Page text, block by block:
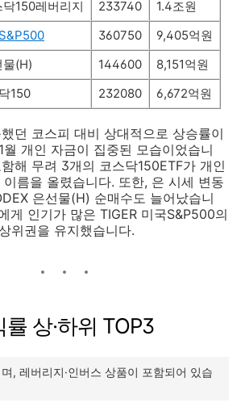
닥150레버리지 233740
1.4조원
360750
9,405억원
물(H) 144600
8,151억원
150 232080 6,672억원
던 코스피 대비 상대적으로 상승률이
월 개인 자금이 집중된 모습이었습니
해 무려 3개의 코스닥150ETF가 개인
름을 올렸습니다. 또한, 은 시세 변동
은선물(H) 순매수도 늘어났습니
게 인기가 많은 TIGER 미국S&P500의
위권을 유지했습니다.
상·하위 TOP3
, 레버리지·인버스 상품이 포함되어 있습